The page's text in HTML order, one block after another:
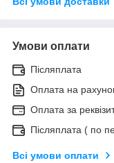
Умови оплати
Післяплата
Оплата на
Оплата за
Післяплата ( по
Всі умови оплати